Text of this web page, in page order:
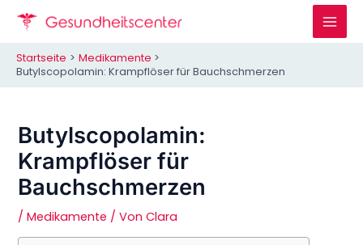
Inhalt
Startseite
Medikamente
Butylscopolamin: Krampflöser für Bauchschmerzen
Butylscopolamin:
Krampflöser für
Bauchschmerzen
/Medikamente / VonClara